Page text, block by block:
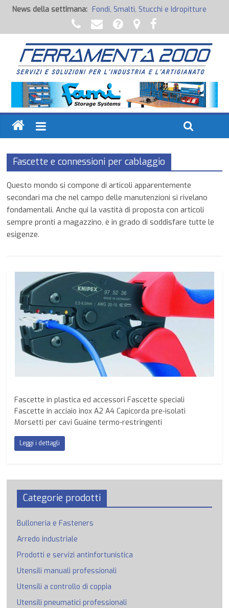
News della settimana: Fondi, Smalti, Stucchi e Idropitture
Potenza Inaspettata
Raccorderia pneumatica
Attrezzature professionali a batteria
Ancoraggi chimici
Fascette e connessioni per cablaggio
Questo mondo si compone di articoli apparentemente
secondari ma che nel campo delle manutenzioni si rivelano
fondamentali. Anche qui la vastità di proposta con articoli
sempre pronti a magazzino, è in grado di soddisfare tutte le
esigenze.
Fascette in plastica ed accessori Fascette speciali
Fascette in acciaio inox A2 A4 Capicorda pre-isolati
Morsetti per cavi Guaine termo-restringenti
Leggi i dettagli
Categorie prodotti
Bulloneria e Fasteners
Arredo industriale
Prodotti e servizi antinfortunistica
Utensili manuali professionali
Utensili a controllo di coppia
Utensili pneumatici professionali